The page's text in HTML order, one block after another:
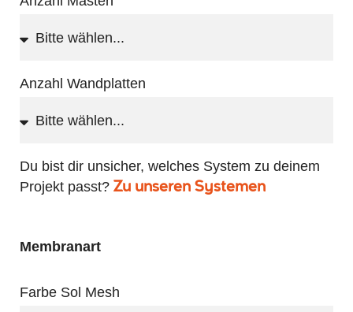
Anzahl Wandplatten
Du bist dir unsicher, welches System zu deinem
Projekt passt?Zu unseren Systemen
Membranart
Farbe Sol Mesh